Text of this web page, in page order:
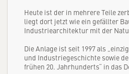
Heute ist der in mehrere Teile
liegt dort jetzt wie ein gefällter
Industriearchitektur mit der
Die Anlage ist seit 1997 als
und Industriegeschichte sowie
frühen 20. Jahrhunderts“ in das